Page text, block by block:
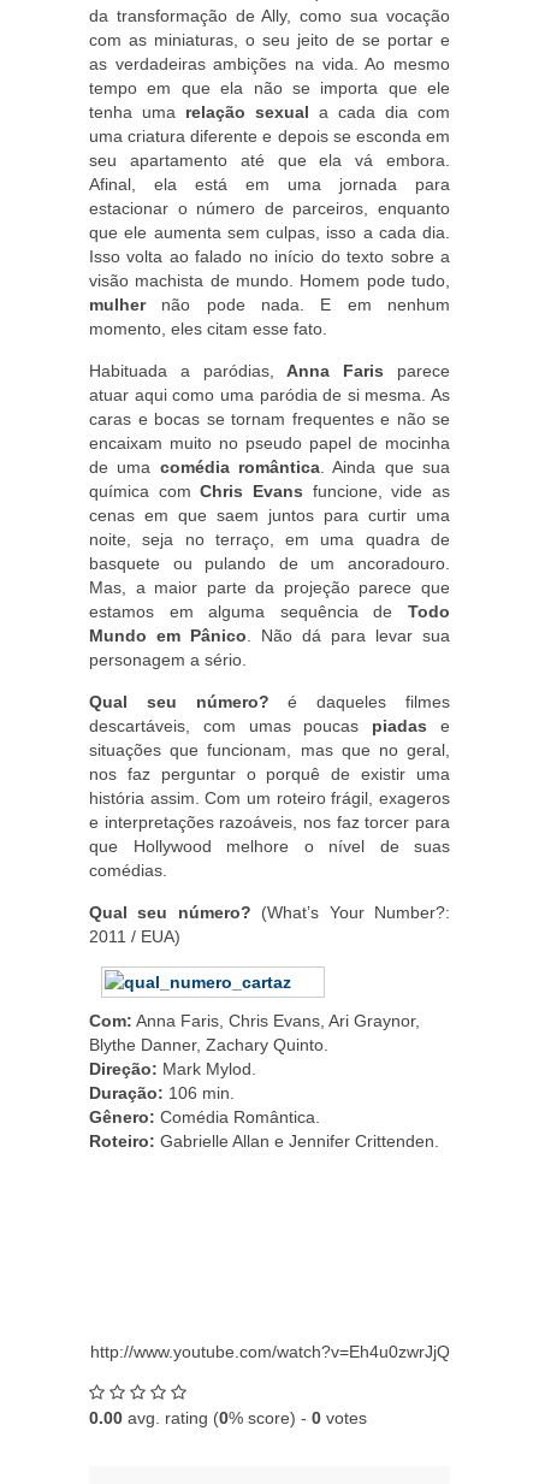
da transformação de Ally, como sua vocação
com as miniaturas, o seu jeito de se portar e
as verdadeiras ambições na vida. Ao mesmo
tempo em que ela não se importa que ele
tenha uma relação sexual a cada dia com
uma criatura diferente e depois se esconda em
seu apartamento até que ela vá embora.
Afinal, ela está em uma jornada para
estacionar o número de parceiros, enquanto
que ele aumenta sem culpas, isso a cada dia.
Isso volta ao falado no início do texto sobre a
visão machista de mundo. Homem pode tudo,
mulhernão pode nada. E em nenhum
momento, eles citam esse fato.
Habituada a paródias,Anna Faris parece
atuar aqui como uma paródia de si mesma. As
caras e bocas se tornam frequentes e não se
encaixam muito no pseudo papel de mocinha
de uma comédia romântica . Ainda que sua
química comChris Evans funcione, vide as
cenas em que saem juntos para curtir uma
noite, seja no terraço, em uma quadra de
basquete ou pulando de um ancoradouro.
Mas, a maior parte da projeção parece que
estamos em alguma sequência de Todo
Mundo em Pânico . Não dá para levar sua
personagem a sério.
Qual seu número? é daqueles filmes
descartáveis, com umas poucas piadas e
situações que funcionam, mas que no geral,
nos faz perguntar o porquê de existir uma
história assim. Com um roteiro frágil, exageros
e interpretações razoáveis, nos faz torcer para
que Hollywood melhore o nível de suas
comédias.
Qual seu número? (What’s Your Number?:
2011 / EUA)
Com: Anna Faris, Chris Evans, Ari Graynor,
Blythe Danner, Zachary Quinto.
Direção: Mark Mylod.
Duração: 106 min.
Gênero: Comédia Romântica.
Roteiro: Gabrielle Allan e Jennifer Crittenden.
http://www.youtube.com/watch?v=Eh4u0zwrJjQ
0.00 avg. rating (0% score) - 0 votes